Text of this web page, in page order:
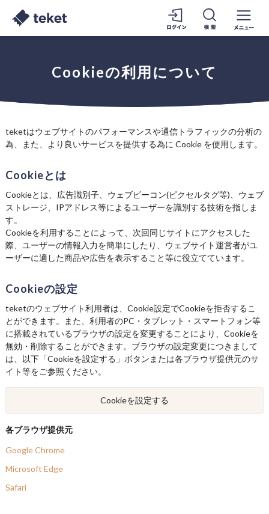
Cookieの利用について
teketはウェブサイトのパフォーマンスや通信トラフィックの分析の
為、また、より良いサービスを提供する為に Cookie を使用します。
Cookieとは
Cookieとは、広告識別子、ウェブビーコン(ピクセルタグ等)、ウェブ
ストレージ、IPアドレス等によるユーザーを識別する技術を指しま
す。
Cookieを利用することによって、次回同じサイトにアクセスした
際、ユーザーの情報入力を簡単にしたり、ウェブサイト運営者がユ
ーザーに適した商品や広告を表示すること等に役立てています。
Cookieの設定
teketのウェブサイト利用者は、Cookie設定でCookieを拒否するこ
とができます。また、利用者のPC・タブレット・スマートフォン等
に搭載されているブラウザの設定を変更することにより、Cookieを
無効・削除することができます。ブラウザの設定変更につきまして
は、以下「Cookieを設定する」ボタンまたは各ブラウザ提供元のサ
イト等をご参照ください。
Cookieを設定する
各ブラウザ提供元
Google Chrome
Microsoft Edge
Safari